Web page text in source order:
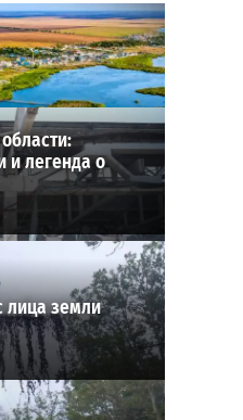
и легенда о
лица земли